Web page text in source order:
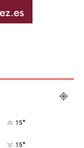
15°
15°